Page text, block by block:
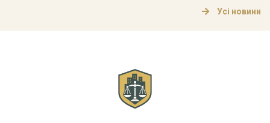
получение помощи имеют члены семьи погибшего
Усі новини